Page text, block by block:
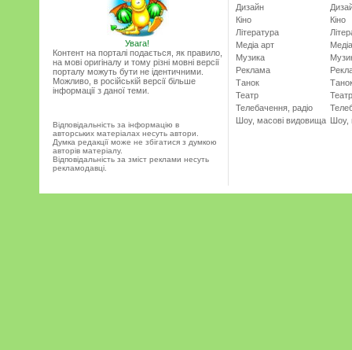
Увага!
Контент на порталі подається, як правило,
на мові оригіналу и тому різні мовні версії
порталу можуть бути не ідентичними.
Можливо, в російській версії більше
інформації з даної теми.
Відповідальність за інформацію в
авторських матеріалах несуть автори.
Думка редакції може не збігатися з думкою
авторів матеріалу.
Відповідальність за зміст реклами несуть
рекламодавці.
Дизайн
Кіно
Література
Медіа арт
Музика
Реклама
Танок
Театр
Телебачення, радіо
Шоу, масові видовища
Кіно
Театр
Шоу,